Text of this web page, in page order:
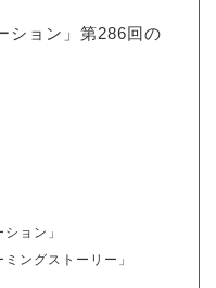
ション」第286回の
ョン」
ングストーリー」